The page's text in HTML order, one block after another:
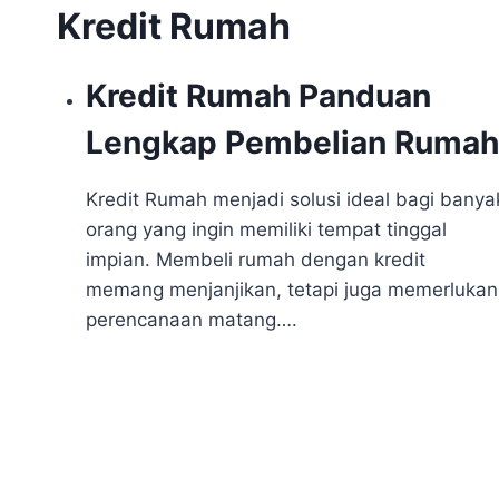
Kredit Rumah
Kredit Rumah Panduan
Lengkap Pembelian Rumah
Kredit Rumah menjadi solusi ideal bagi
orang yang ingin memiliki tempat tinggal
impian. Membeli rumah dengan kredit
memang menjanjikan, tetapi juga memerlukan
perencanaan matang….